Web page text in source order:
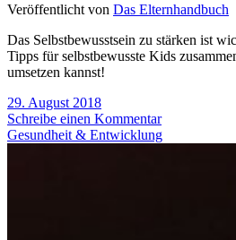
Veröffentlicht von Das Elternhandbuch
Das Selbstbewusstsein zu stärken ist
Tipps für selbstbewusste Kids
umsetzen kannst!
29. August 2018
Schreibe einen Kommentar
Gesundheit & Entwicklung